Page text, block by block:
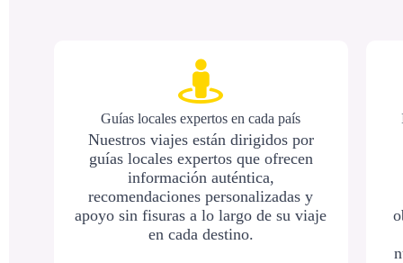
Guías locales expertos en cada país
Nuestros viajes están dirigidos por
guías locales expertos que ofrecen
información auténtica,
recomendaciones personalizadas y
apoyo sin fisuras a lo largo de su viaje
en cada destino.